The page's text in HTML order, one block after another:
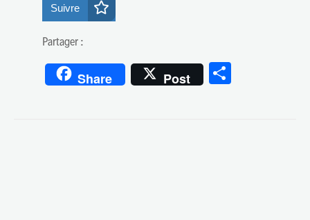
Suivre
Partager :
Share Post Partager